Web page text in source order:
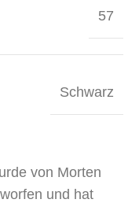
57
Schwarz
von Morten
und hat